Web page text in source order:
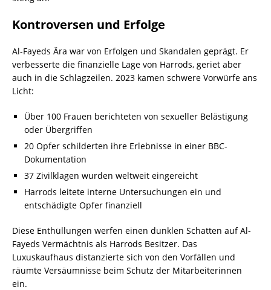
Kontroversen und Erfolge
Al-Fayeds Ära war von Erfolgen und Skandalen geprägt. Er
verbesserte die finanzielle Lage von Harrods, geriet aber
auch in die Schlagzeilen. 2023 kamen schwere Vorwürfe ans
Licht:
Über 100 Frauen berichteten von sexueller Belästigung
oder Übergriffen
20 Opfer schilderten ihre Erlebnisse in einer BBC-
Dokumentation
37 Zivilklagen wurden weltweit eingereicht
Harrods leitete interne Untersuchungen ein und
entschädigte Opfer finanziell
Diese Enthüllungen werfen einen dunklen Schatten auf Al-
Fayeds Vermächtnis als Harrods Besitzer. Das
Luxuskaufhaus distanzierte sich von den Vorfällen und
räumte Versäumnisse beim Schutz der Mitarbeiterinnen
ein.